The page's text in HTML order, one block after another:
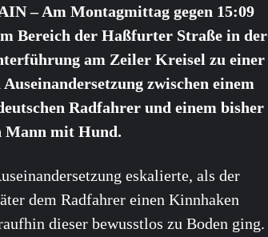
– Am Montagmittag gegen 15:09
Bereich der Haßfurter Straße in der
am Zeiler Kreisel zu einer
zwischen einem
Radfahrer und einem bisher
Mann mit Hund.
eskalierte, als der
dem Radfahrer einen Kinnhaken
dieser bewusstlos zu Boden ging.